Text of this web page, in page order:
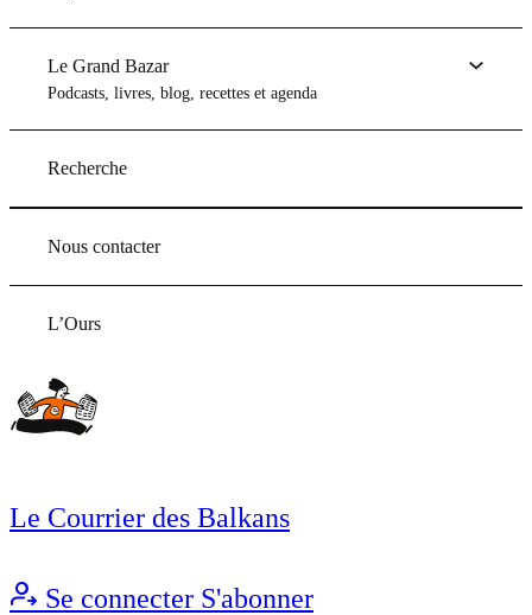
Le Grand Bazar
Podcasts, livres, blog, recettes et agenda
Recherche
Nous contacter
L’Ours
Le Courrier des Balkans
Se connecter S'abonner